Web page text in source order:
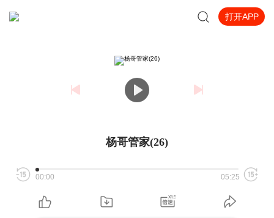
打开APP
杨哥管家(26)
00:00 05:25